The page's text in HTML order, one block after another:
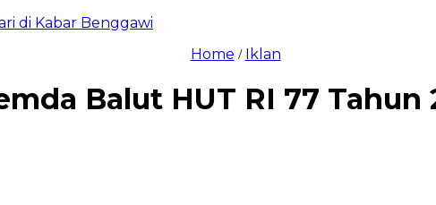
di Kabar Benggawi
Home / Iklan
Balut HUT RI 77 Tahun